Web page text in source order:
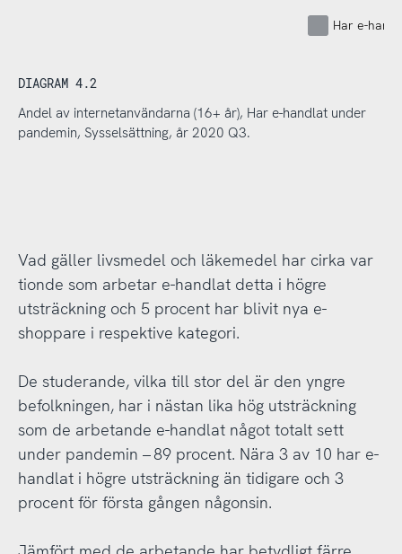
Har e-
DIAGRAM 4.2
Andel av internetanvändarna (16+ år), Har e-handlat under
pandemin, Sysselsättning, år 2020 Q3.
Vad gäller livsmedel och läkemedel har cirka var
tionde som arbetar e-handlat detta i högre
utsträckning och 5 procent har blivit nya e-
shoppare i respektive kategori.
De studerande, vilka till stor del är den yngre
befolkningen, har i nästan lika hög utsträckning
som de arbetande e-handlat något totalt sett
under pandemin – 89 procent. Nära 3 av 10 har e-
handlat i högre utsträckning än tidigare och 3
procent för första gången någonsin.